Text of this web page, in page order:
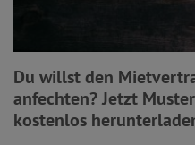
Du willst den
anfechten? Jetzt
kostenlos